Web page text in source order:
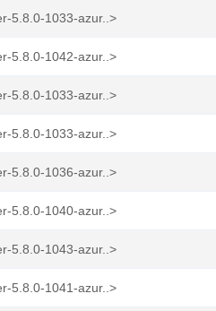
5.8.0-1033-azur..>
5.8.0-1042-azur..>
5.8.0-1033-azur..>
5.8.0-1033-azur..>
5.8.0-1036-azur..>
5.8.0-1040-azur..>
5.8.0-1043-azur..>
5.8.0-1041-azur..>